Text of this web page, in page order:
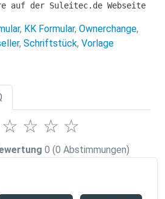
auf der Suleitec.de Webseite an.
, KK Formular, Ownerchange,
, Schriftstück, Vorlage
☆
☆
☆
☆
0 (0 Abstimmungen)